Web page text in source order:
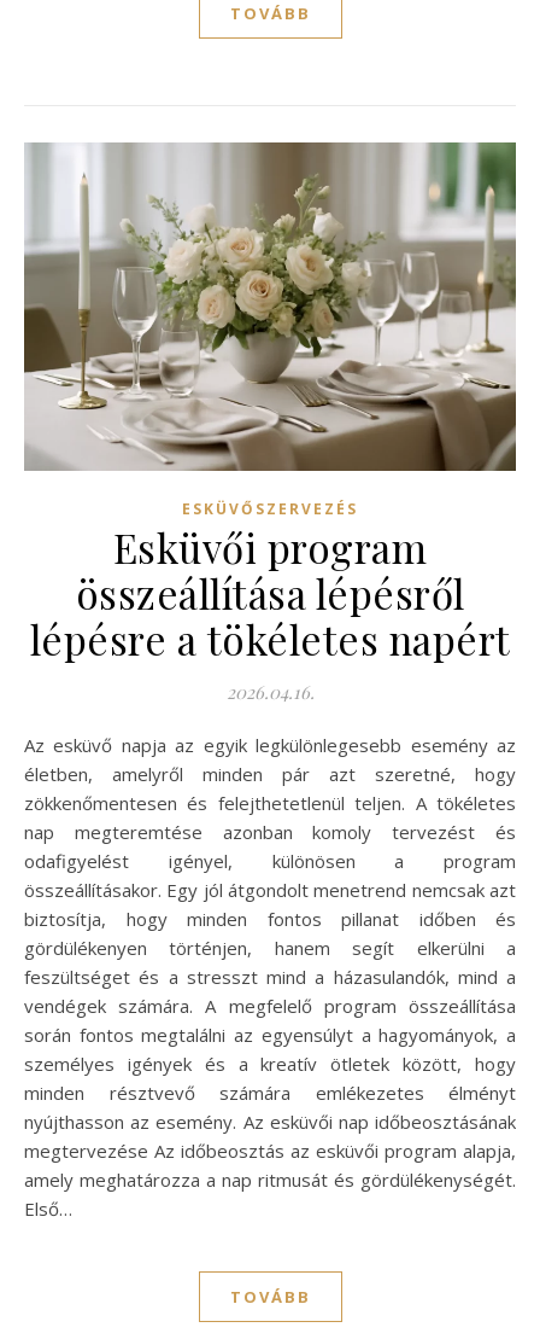
TOVÁBB
ESKÜVŐSZERVEZÉS
Esküvői program
összeállítása lépésről
lépésre a tökéletes napért
2026.04.16.
Az esküvő napja az egyik legkülönlegesebb esemény az
életben, amelyről minden pár azt szeretné, hogy
zökkenőmentesen és felejthetetlenül teljen. A tökéletes
nap megteremtése azonban komoly tervezést és
odafigyelést igényel, különösen a program
összeállításakor. Egy jól átgondolt menetrend nemcsak azt
biztosítja, hogy minden fontos pillanat időben és
gördülékenyen történjen, hanem segít elkerülni a
feszültséget és a stresszt mind a házasulandók, mind a
vendégek számára. A megfelelő program összeállítása
során fontos megtalálni az egyensúlyt a hagyományok, a
személyes igények és a kreatív ötletek között, hogy
minden résztvevő számára emlékezetes élményt
nyújthasson az esemény. Az esküvői nap időbeosztásának
megtervezése Az időbeosztás az esküvői program alapja,
amely meghatározza a nap ritmusát és gördülékenységét.
Első…
TOVÁBB